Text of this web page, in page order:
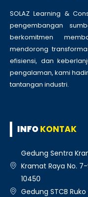
SOLAZ Learning &
pengembangan
berkomitmen
mendorong
efisiensi, dan
pengalaman, kami
tantangan industri.
INFO KONTAK
Gedung Sentra
Kramat Raya No. 7-
10450
Gedung STCB